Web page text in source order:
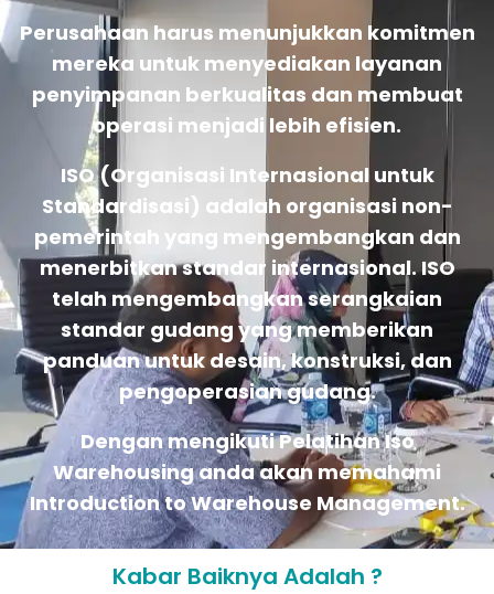
Perusahaan harus menunjukkan komitmen
mereka untuk menyediakan layanan
penyimpanan berkualitas dan membuat
operasi menjadi lebih efisien.
ISO (Organisasi Internasional untuk
Standardisasi) adalah organisasi non-
pemerintah yang mengembangkan dan
menerbitkan standar internasional. ISO
telah mengembangkan serangkaian
standar gudang yang memberikan
panduan untuk desain, konstruksi, dan
pengoperasian gudang.
Dengan mengikuti Pelatihan Iso
Warehousing anda akan memahami
Introduction to Warehouse Management.
Kabar Baiknya Adalah ?